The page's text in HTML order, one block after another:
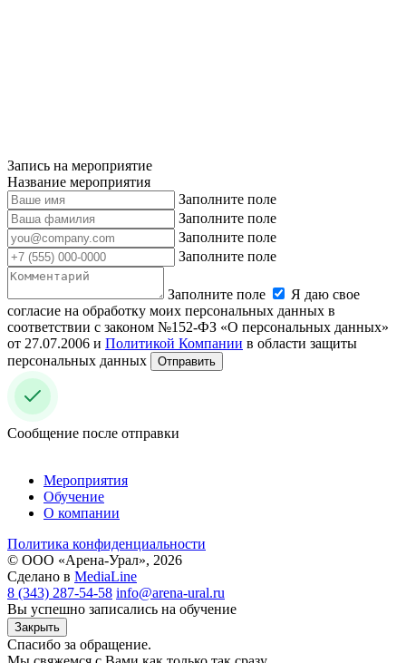
Запись на мероприятие
Название мероприятия
Заполните поле
Заполните поле
Заполните поле
Заполните поле
Заполните поле
Я даю свое
согласие на обработку моих персональных данных в
соответствии с законом №152-ФЗ «О персональных данных»
от 27.07.2006 и Политикой Компании в области защиты
персональных данных
Отправить
Сообщение после отправки
Мероприятия
Обучение
О компании
Политика конфиденциальности
© ООО «Арена-Урал», 2026
Сделано в MediaLine
8 (343) 287-54-58 info@arena-ural.ru
Вы успешно записались на обучение
Закрыть
Спасибо за обращение.